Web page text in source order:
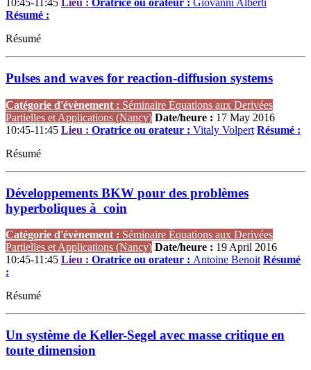
10:45-11:45 Lieu : Oratrice ou orateur : Giovanni Alberti
Résumé :
Résumé
Pulses and waves for reaction-diffusion systems
Catégorie d'évènement : Séminaire Équations aux Derivées
Partielles et Applications (Nancy) Date/heure : 17 May 2016
10:45-11:45 Lieu : Oratrice ou orateur : Vitaly Volpert Résumé :
Résumé
Développements BKW pour des problèmes
hyperboliques à coin
Catégorie d'évènement : Séminaire Équations aux Derivées
Partielles et Applications (Nancy) Date/heure : 19 April 2016
10:45-11:45 Lieu : Oratrice ou orateur : Antoine Benoit Résumé
:
Résumé
Un système de Keller-Segel avec masse critique en
toute dimension